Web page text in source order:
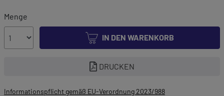
Menge
IN DEN WARENKORB
DRUCKEN
Informationspflicht gemäß EU-Verordnung 2023/988